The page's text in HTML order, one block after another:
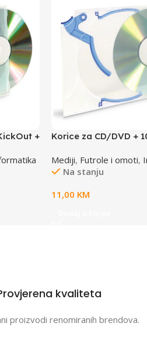
+
Korice za CD/DVD +
Mediji, Futrole i omoti,
Na stanju
11,00 KM
kvaliteta
proizvodi renomiranih brendova.